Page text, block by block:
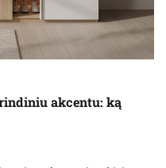
akcentu: ką